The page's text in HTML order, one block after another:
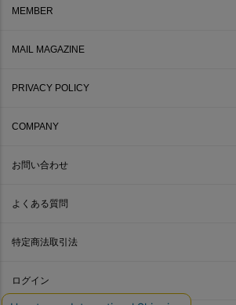
MEMBER
MAIL MAGAZINE
PRIVACY POLICY
COMPANY
お問い合わせ
よくある質問
特定商法取引法
ログイン